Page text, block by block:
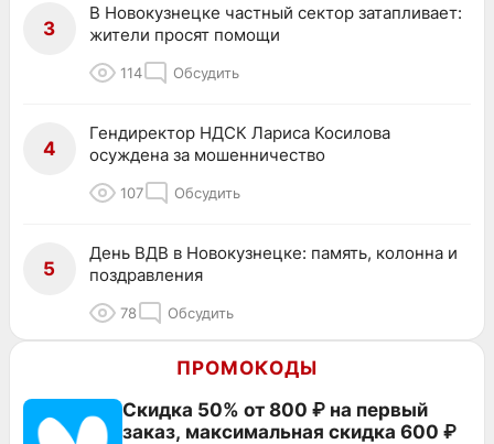
3
В Новокузнецке частный сектор затапливает:
жители просят помощи
114 Обсудить
4
Гендиректор НДСК Лариса Косилова
осуждена за мошенничество
107 Обсудить
5
День ВДВ в Новокузнецке: память, колонна и
поздравления
78 Обсудить
ПРОМОКОДЫ
Скидка 50% от 800 ₽ на первый
заказ, максимальная скидка 600 ₽